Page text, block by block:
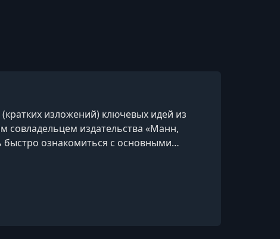
изложений) ключевых идей из
издательства «Манн,
ознакомиться с основными